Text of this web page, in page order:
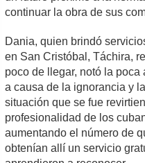
continuar la obra de sus
Dania, quien brindó
en San Cristóbal, Táchira,
poco de llegar, notó la
a causa de la ignorancia y
situación que se fue
profesionalidad de los
aumentando el número de
obtenían allí un servicio